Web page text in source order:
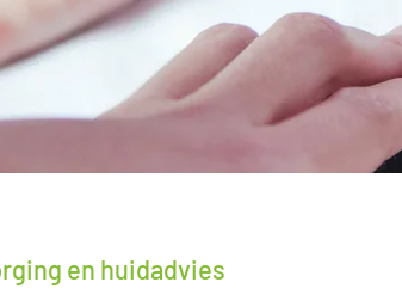
en huidadvies